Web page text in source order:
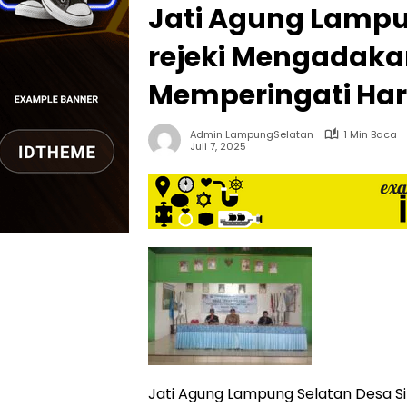
lokal
dinamis,
memiliki
kisaran
iklan
yang
relatif
lebih
murah
dari
Koran
maupun
media
siber
lainnya,
desain
Koran
dan
Jati Agung
rejeki
Memperingati
Admin LampungSelatan
1 Min Baca
Juli 7, 2025
Jati Agung Lampung Selatan Desa